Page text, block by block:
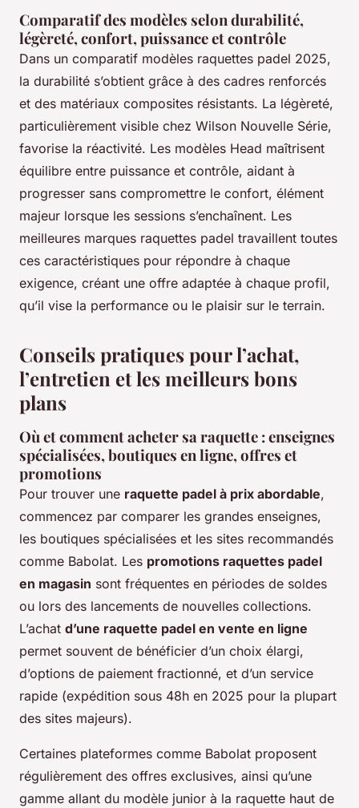
Comparatif des modèles selon durabilité,
légèreté, confort, puissance et contrôle
Dans un comparatif modèles raquettes padel 2025,
la durabilité s’obtient grâce à des cadres renforcés
et des matériaux composites résistants. La légèreté,
particulièrement visible chez Wilson Nouvelle Série,
favorise la réactivité. Les modèles Head maîtrisent
équilibre entre puissance et contrôle, aidant à
progresser sans compromettre le confort, élément
majeur lorsque les sessions s’enchaînent. Les
meilleures marques raquettes padel travaillent toutes
ces caractéristiques pour répondre à chaque
exigence, créant une offre adaptée à chaque profil,
qu’il vise la performance ou le plaisir sur le terrain.
Conseils pratiques pour l’achat,
l’entretien et les meilleurs bons
plans
Où et comment acheter sa raquette : enseignes
spécialisées, boutiques en ligne, offres et
promotions
Pour trouver une raquette padel à prix abordable,
commencez par comparer les grandes enseignes,
les boutiques spécialisées et les sites recommandés
comme Babolat. Les promotions raquettes padel
en magasin sont fréquentes en périodes de soldes
ou lors des lancements de nouvelles collections.
L’achat d’une raquette padel en vente en ligne
permet souvent de bénéficier d’un choix élargi,
d’options de paiement fractionné, et d’un service
rapide (expédition sous 48h en 2025 pour la plupart
des sites majeurs).
Certaines plateformes comme Babolat proposent
régulièrement des offres exclusives, ainsi qu’une
gamme allant du modèle junior à la raquette haut de